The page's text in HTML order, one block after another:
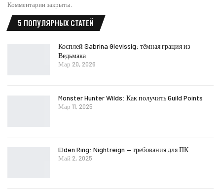
Комментарии закрыты.
5 ПОПУЛЯРНЫХ СТАТЕЙ
Косплей Sabrina Glevissig: тёмная грация из
Ведьмака
Мар 20, 2026
Monster Hunter Wilds: Как получить Guild Points
Мар 11, 2025
Elden Ring: Nightreign — требования для ПК
Май 2, 2025